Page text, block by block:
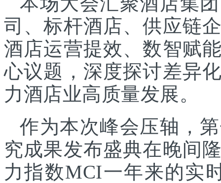
司、标杆酒店、供应链
酒店运营提效、数智赋
心议题，深度探讨差异
力酒店业高质量发展。
作为本次峰会压轴，
究成果发布盛典在晚间
力指数MCI一年来的实